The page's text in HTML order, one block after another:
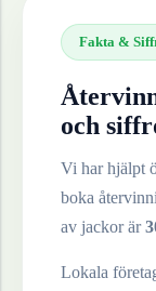
Fakta &
och
Vi har hjälpt
boka
av jackorär
Lokala